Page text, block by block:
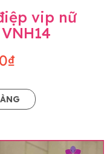
vip nữ